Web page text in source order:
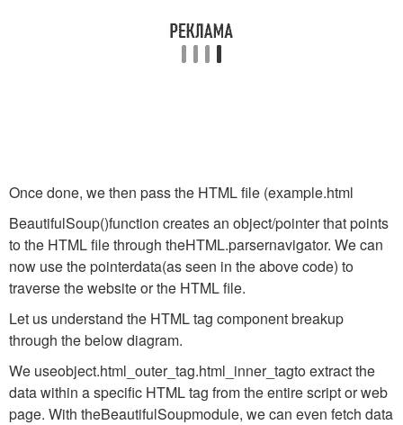
Once done, we then pass the HTML file (example.html
BeautifulSoup()function creates an object/pointer that points
to the HTML file through theHTML.parsernavigator. We can
now use the pointerdata(as seen in the above code) to
traverse the website or the HTML file.
Let us understand the HTML tag component breakup
through the below diagram.
We useobject.html_outer_tag.html_inner_tagto extract the
data within a specific HTML tag from the entire script or web
page. With theBeautifulSoupmodule, we can even fetch data